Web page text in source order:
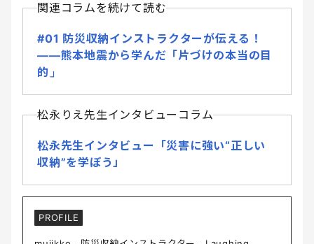
関連コラムを続けて読む
#01 防災収納インストラクターが伝える！
――熊本地震から学んだ「片づけの本当の目
的」
松永りえ先生インタビューコラム
松永先生インタビュー「災害に強い“正しい
収納”を学ぼう」
PROFILE